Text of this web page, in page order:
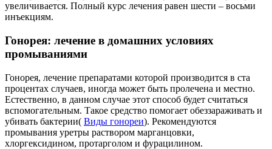
увеличивается. Полный курс лечения равен шести – восьми
инъекциям.
Гонорея: лечение в домашних условиях
промываниями
Гонорея, лечение препаратами которой производится в ста
процентах случаев, иногда может быть пролечена и местно.
Естественно, в данном случае этот способ будет считаться
вспомогательным. Такое средство помогает обеззараживать и
убивать бактерии( Виды гонореи). Рекомендуются
промывания уретры раствором марганцовки,
хлоргексидином, протарголом и фурацилином.